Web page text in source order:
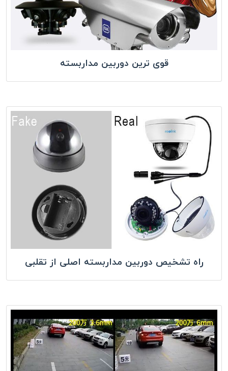
قوی ترین دوربین مداربسته
راه تشخیص دوربین مداربسته اصلی از تقلبی